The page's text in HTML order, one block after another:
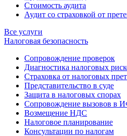
Стоимость аудита
Аудит со страховкой от
Все услуги
Налоговая безопасность
Сопровождение проверок
Диагностика налоговых
Страховка от налоговых
Представительство в суде
Защита в налоговых спорах
Сопровождение вызовов в
Возмещение НДС
Налоговое планирование
Консультации по налогам